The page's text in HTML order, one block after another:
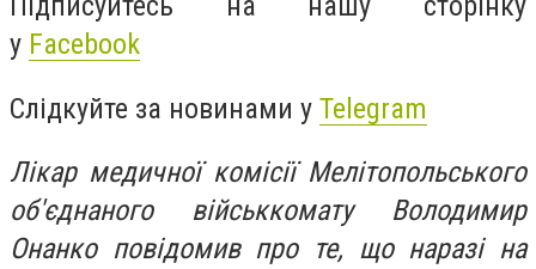
у Facebook
Слідкуйте за новинами у Telegram
Лікар медичної комісії Мелітопольського
об'єднаного військкомату Володимир
Онанко повідомив про те, що наразі на